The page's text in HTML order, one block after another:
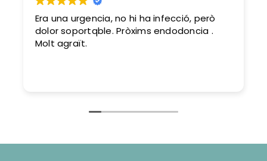
Era una urgencia, no hi ha infecció, però
dolor soportqble. Pròxims endodoncia .
Molt agraït.